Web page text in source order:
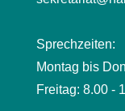
Sprechzeiten:
Montag bis
Freitag: 8.00 -